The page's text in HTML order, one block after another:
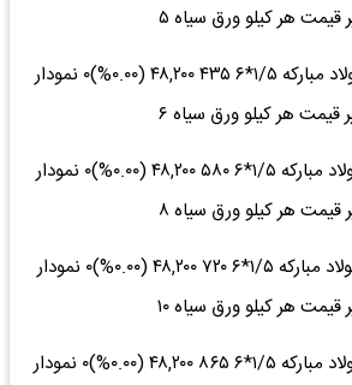
قیمت هر کیلو ورق سیاه ۵
هر کیلو ورق سیاه ۶ فولاد مبارکه ۱/۵*۶ ۴۳۵ ۴۸,۲۰۰ (۰.۰۰%)۰ نمودار
قیمت هر کیلو ورق سیاه ۶
هر کیلو ورق سیاه ۸ فولاد مبارکه ۱/۵*۶ ۵۸۰ ۴۸,۲۰۰ (۰.۰۰%)۰ نمودار
قیمت هر کیلو ورق سیاه ۸
هر کیلو ورق سیاه ۱۰ فولاد مبارکه ۱/۵*۶ ۷۲۰ ۴۸,۲۰۰ (۰.۰۰%)۰ نمودار
قیمت هر کیلو ورق سیاه ۱۰
هر کیلو ورق سیاه ۱۲ فولاد مبارکه ۱/۵*۶ ۸۶۵ ۴۸,۲۰۰ (۰.۰۰%)۰ نمودار